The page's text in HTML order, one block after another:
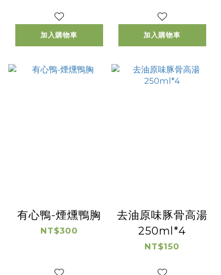
加入購物車 加入購物車
有心鴨-煙燻鴨胸
NT$300
去油原味豚骨高湯
250ml*4
NT$150